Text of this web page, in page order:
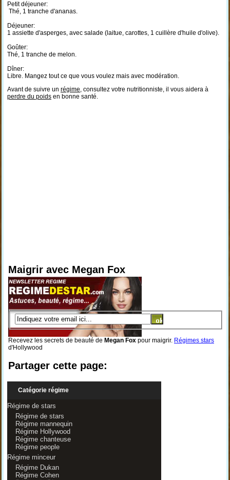
Petit déjeuner:
Thé, 1 tranche d'ananas.
Déjeuner:
1 assiette d'asperges, avec salade (laitue, carottes, 1 cuillère d'huile d'olive).
Goûter:
Thé, 1 tranche de melon.
Dîner:
Libre. Mangez tout ce que vous voulez mais avec modération.
Avant de suivre un régime, consultez votre nutritionniste, il vous aidera à
perdre du poidsen bonne santé.
Maigrir avec Megan Fox
Recevez les secrets de beauté de Megan Foxpour maigrir. Régimes stars
d'Hollywood
Partager cette page:
Catégorie régime
Régime de stars
Régime de stars
Régime mannequin
Régime Hollywood
Régime chanteuse
Régime people
Régime minceur
Régime Dukan
Régime Cohen